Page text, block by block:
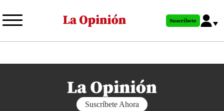
al
principal
Suscríbete
Suscríbete Ahora